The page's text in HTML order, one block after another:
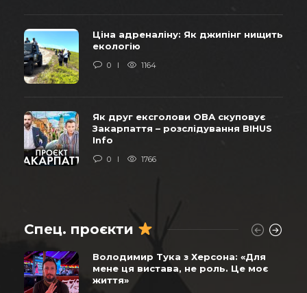
Ціна адреналіну: Як джипінг нищить
екологію
0 1164
Як друг ексголови ОВА скуповує
Закарпаття – розслідування BIHUS
Info
0 1766
Спец. проєкти
Володимир Тука з Херсона: «Для
мене ця вистава, не роль. Це моє
життя»